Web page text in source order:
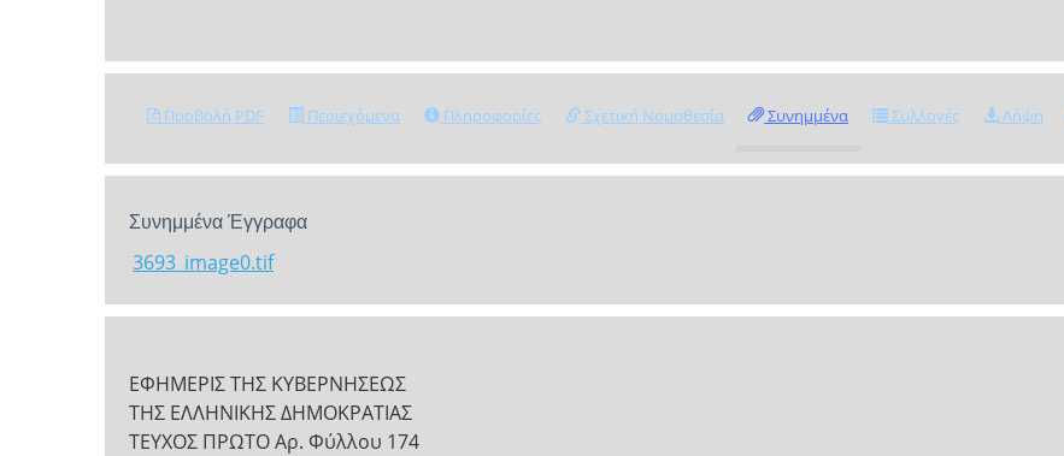
Προβολή PDF Περιεχόμενα Πληροφορίες Σχετική Νομοθεσία Συνημμένα Συλλογές Λήψη
Συνημμένα Έγγραφα
3693_image0.tif
ΕΦΗΜΕΡΙΣ ΤΗΣ ΚΥΒΕΡΝΗΣΕΩΣ
ΤΗΣ ΕΛΛΗΝΙΚΗΣ ΔΗΜΟΚΡΑΤΙΑΣ
ΤΕΥΧΟΣ ΠΡΩΤΟ Αρ. Φύλλου 174